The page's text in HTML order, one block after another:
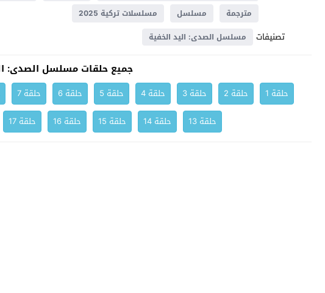
مترجمة
مسلسل مسلسلات تركية 2025
تصنيفات مسلسل الصدى: اليد الخفية
جميع حلقات مسلسل الصدى:
حلقة 1 حلقة 2 حلقة 3 حلقة 4 حلقة 5 حلقة 6 حلقة 7
حلقة 13
حلقة 14 حلقة 15 حلقة 16 حلقة 17